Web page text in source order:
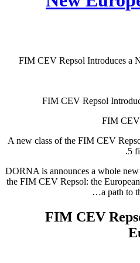
FIM CEV Repsol Introduces a
FIM CEV Repsol
A new class of the FIM CEV
5
DORNA is announces a whole
the FIM CEV Repsol: the
a path to
FIM CEV